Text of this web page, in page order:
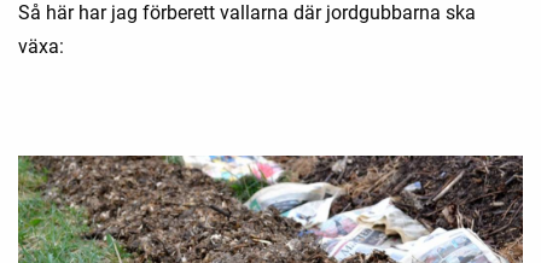
Så här har jag förberett vallarna där jordgubbarna ska
växa: